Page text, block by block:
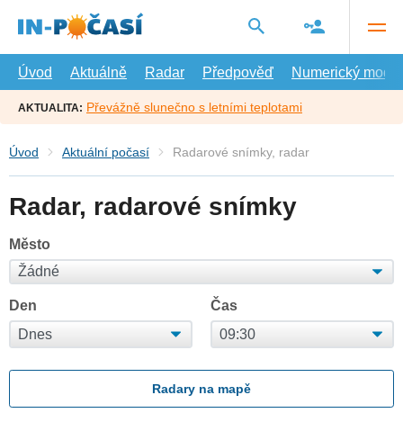
hlavní
Úvod
Aktuálně Radar Předpověď Numerický model
AKTUALITA: Převážně slunečno s letními teplotami
Úvod Aktuální počasí Radarové snímky, radar
Radar, radarové snímky
Město
Den Čas
Radary na mapě